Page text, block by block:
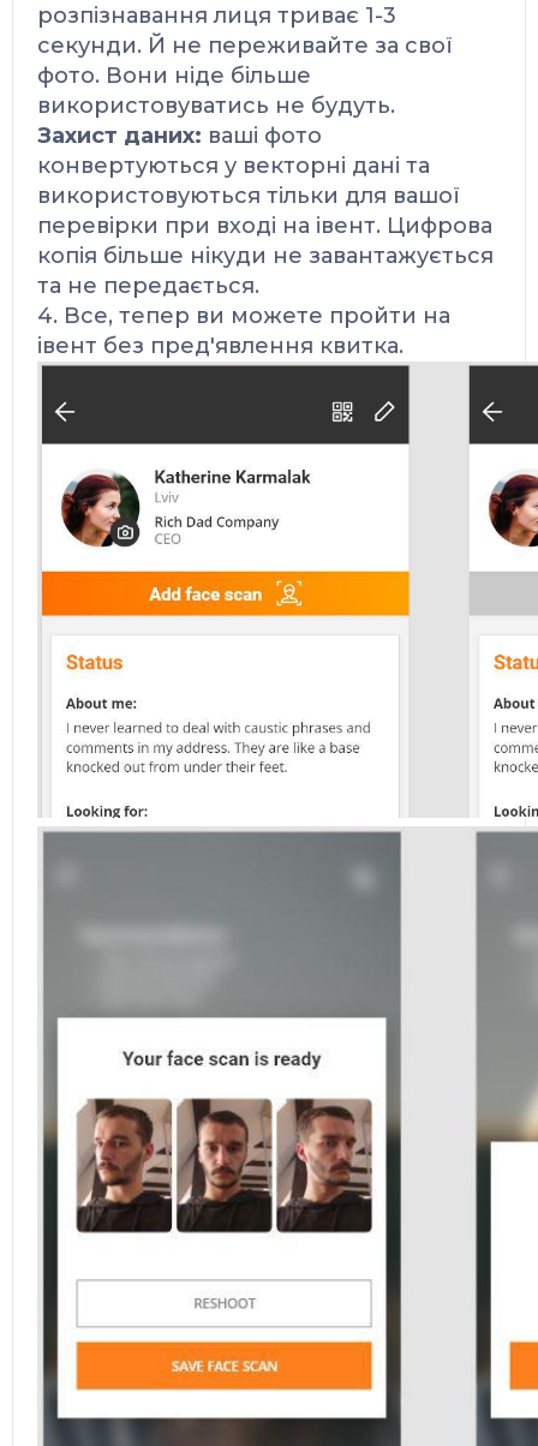
розпізнавання лиця триває 1-3
секунди. Й не переживайте за свої
фото. Вони ніде більше
використовуватись не будуть.
Захист даних: ваші фото
конвертуються у векторні дані та
використовуються тільки для вашої
перевірки при вході на івент. Цифрова
копія більше нікуди не завантажується
та не передається.
4. Все, тепер ви можете пройти на
івент без пред'явлення квитка.